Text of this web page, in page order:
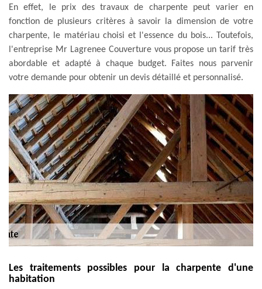
En effet, le prix des travaux de charpente peut varier en
fonction de plusieurs critères à savoir la dimension de votre
charpente, le matériau choisi et l'essence du bois... Toutefois,
l'entreprise Mr Lagrenee Couverture vous propose un tarif très
abordable et adapté à chaque budget. Faites nous parvenir
votre demande pour obtenir un devis détaillé et personnalisé.
Les traitements possibles pour la charpente d'une
habitation